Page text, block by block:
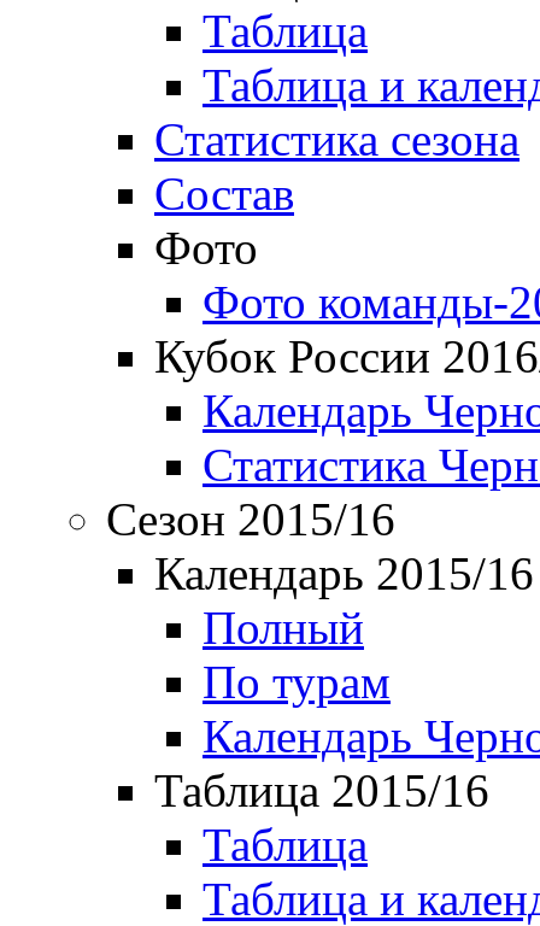
Таблица
Таблица и
Статистика сезона
Состав
Фото
Фото команды-
Кубок России
Календарь
Статистика
Сезон 2015/16
Календарь 2015/16
Полный
По турам
Календарь
Таблица 2015/16
Таблица
Таблица и